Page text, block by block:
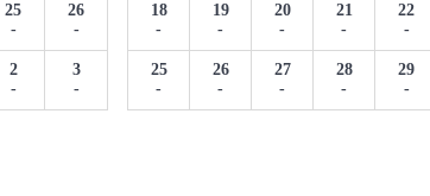
25
-
26
-
2
-
3
-
18
-
19
-
20
-
21
-
22
-
25
-
26
-
27
-
28
-
29
-